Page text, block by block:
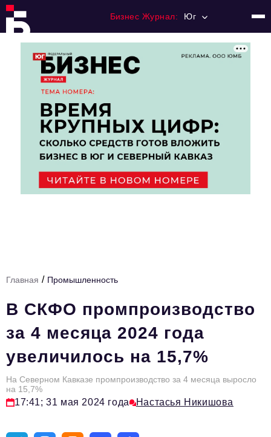
Бизнес Журнал: Юг
Франчайзинг
Номера журнала
Категории:
Финансы
Стиль жизни
Цитаты
Аналитика
Главное
Интервью
Сделано в России
Главная / Промышленность
В СКФО промпроизводство
за 4 месяца 2024 года
увеличилось на 15,7%
На Северном Кавказе промпроизводство за 4 месяца выросло
на 15,7%
17:41; 31 мая 2024 года Настасья Никишова